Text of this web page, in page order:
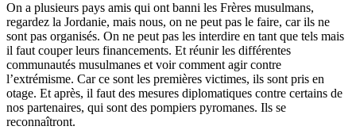
On a plusieurs pays amis qui ont banni les Frères musulmans,
regardez la Jordanie, mais nous, on ne peut pas le faire, car ils ne
sont pas organisés. On ne peut pas les interdire en tant que tels mais
il faut couper leurs financements. Et réunir les différentes
communautés musulmanes et voir comment agir contre
l’extrémisme. Car ce sont les premières victimes, ils sont pris en
otage. Et après, il faut des mesures diplomatiques contre certains de
nos partenaires, qui sont des pompiers pyromanes. Ils se
reconnaîtront.